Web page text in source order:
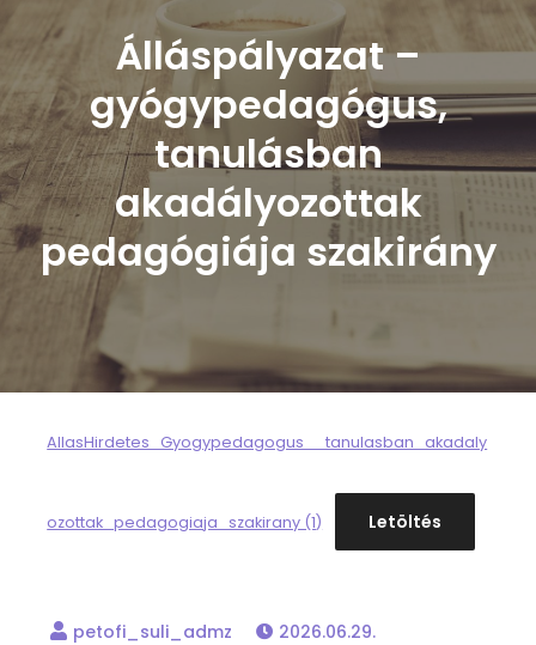
Álláspályazat –
gyógypedagógus,
tanulásban
akadályozottak
pedagógiája szakirány
AllasHirdetes_Gyogypedagogus__tanulasban_akadaly
ozottak_pedagogiaja_szakirany (1) Letöltés
2026.06.29.